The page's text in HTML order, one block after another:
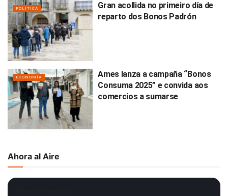
POLÍTICA
Gran acollida no primeiro día de
reparto dos Bonos Padrón
ECONOMÍA
Ames lanza a campaña “Bonos
Consuma 2025” e convida aos
comercios a sumarse
Ahora al Aire